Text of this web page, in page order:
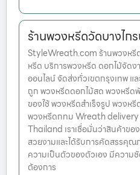
ร้านพวงหรีดวัดบางไก
StyleWreath.com ร้านพวงหรี
หรีด บริการพวงหรีด ดอกไม้จัด
ออนไลน์ จัดส่งทั่วเขตกรุงเทพ แ
ถูก พวงหรีดดอกไม้สด พวงหรีด
ของใช้ พวงหรีดสำเร็จรูป พวง
พวงหรีดกทม Wreath
Thailand เราเชื่อมั่นว่าสินค้าขอ
สวยงามและได้รับการคัดสรรคุ
ความเป็นตัวของตัวเอง มีความ
ต้องการ